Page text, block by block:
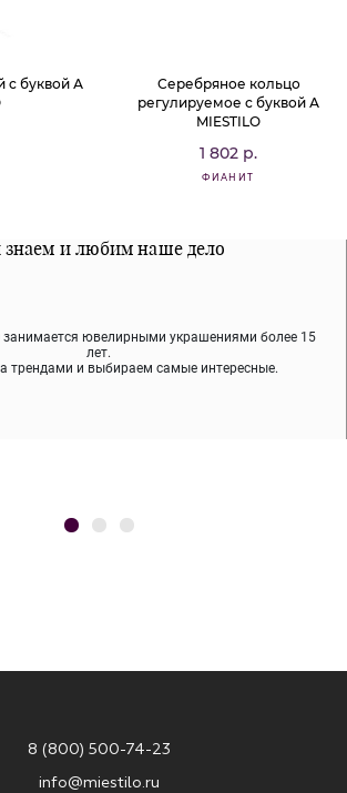
с буквой А
Серебряное кольцо
регулируемое с буквой А
MIESTILO
1 802 р.
ФИАНИТ
и любим наше дело
занимается ювелирными украшениями более 15
лет.
трендами и выбираем самые интересные.
материалы гипоалергенны
(родий, ювелирный сплав), которое не
и свинца — это исключает аллергию.
перед покупкой
спокойно примеряйте украшения, выбирайте те,
нравятся, остальные заберёт курьер.
8 (800) 500-74-23
info@miestilo.ru